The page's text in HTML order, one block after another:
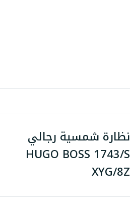
نظارة شمسية رجالي
HUGO BOSS 1743/S
XYG/8Z